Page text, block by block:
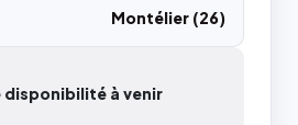
Montélier (26)
disponibilité à venir